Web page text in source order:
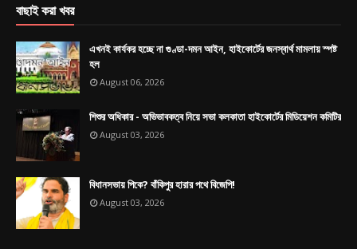
বাছাই করা খবর
এখনই কার্যকর হচ্ছে না গুণ্ডা-দমন আইন, হাইকোর্টের জনস্বার্থ মামলায় স্পষ্ট
হল
August 06, 2026
শিশুর অধিকার - অভিভাবকত্ব নিয়ে সভা কলকাতা হাইকোর্টের মিডিয়েশন কমিটির
August 03, 2026
বিধানসভায় পিকে? বাঁকিপুর হারার পথে বিজেপি!
August 03, 2026